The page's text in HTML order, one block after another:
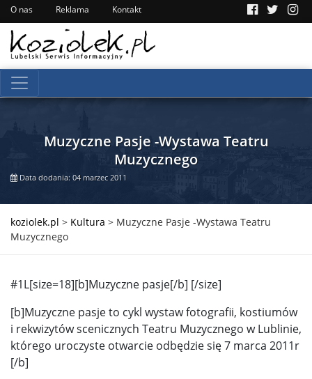
O nas Reklama Kontakt
Muzyczne Pasje -Wystawa Teatru
Muzycznego
Data dodania: 04 marzec 2011
koziolek.pl > Kultura > Muzyczne Pasje -Wystawa Teatru
Muzycznego
#1L[size=18][b]Muzyczne pasje[/b] [/size]
[b]Muzyczne pasje to cykl wystaw fotografii, kostiumów
i rekwizytów scenicznych Teatru Muzycznego w Lublinie,
którego uroczyste otwarcie odbędzie się 7 marca 2011r
[/b]